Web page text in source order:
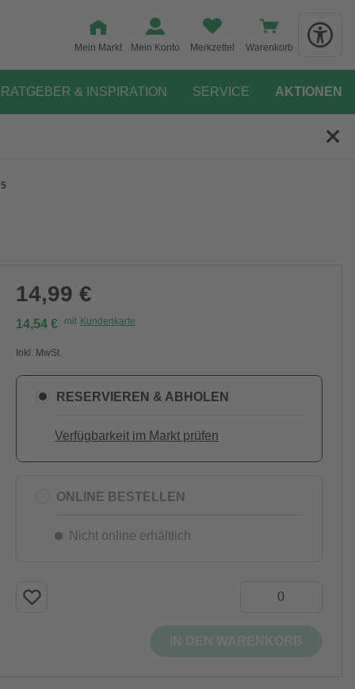
Mein Markt Mein Konto Merkzettel Warenkorb
RATGEBER & INSPIRATION SERVICE AKTIONEN
14,99 €
14,54 € mit Kundenkarte
Inkl. MwSt.
RESERVIEREN & ABHOLEN
Verfügbarkeit im Markt prüfen
ONLINE BESTELLEN
Nicht online erhältlich